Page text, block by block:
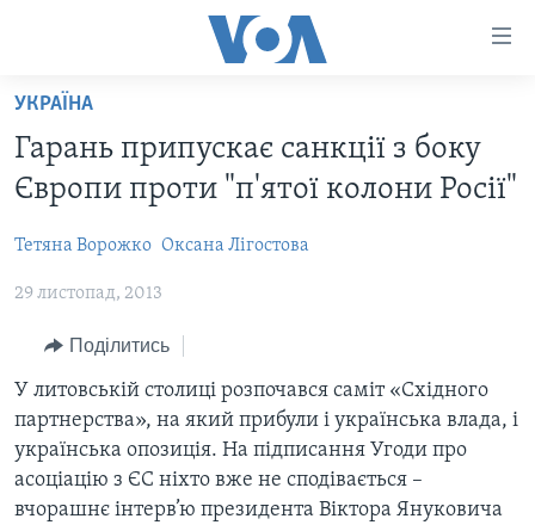
Перейти
матеріалу
Перейти
меню
Перейти
АКТУАЛЬНО
США
УКРАЇНА
ВІЙНА - ЦЕ ОСОБИСТЕ
УКРАЇНЦІ У СВІТІ
НАУКА
ЗДОРОВ'Я
КУЛЬТУРА
АНАЛІТИКА
ПОЛІТИКА В США
АДМІНІСТРАЦІЯ ПРЕЗИДЕНТА ТРАМПА: ПЕРШІ 100
ІНТЕРВ'Ю
БОРОТЬБА З ДЕЗІНФОРМАЦІЄЮ
УКРАЇНА
Гарань припускає санкції з боку
Європи проти "п'ятої колони Росії"
Тетяна Ворожко Оксана Лігостова
29 листопад, 2013
Поділитись
У литовській столиці розпочався саміт «Східного
партнерства», на який прибули і українська влада, і
українська опозиція. На підписання Угоди про
асоціацію з ЄС ніхто вже не сподівається –
вчорашнє інтерв’ю президента Віктора Януковича